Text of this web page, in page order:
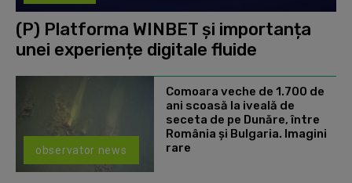
(P) Platforma WINBET și importanța
unei experiențe digitale fluide
observator news
Comoara veche de 1.700 de
ani scoasă la iveală de
seceta de pe Dunăre, între
România şi Bulgaria. Imagini
rare